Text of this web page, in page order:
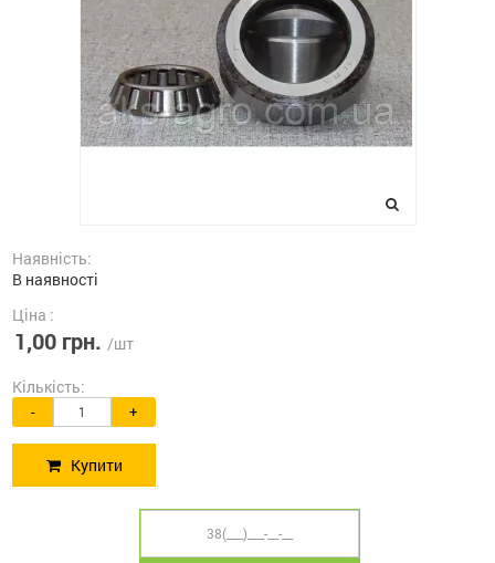
Наявність:
В наявності
Ціна :
1,00 грн. /шт
Кількість:
- +
Купити